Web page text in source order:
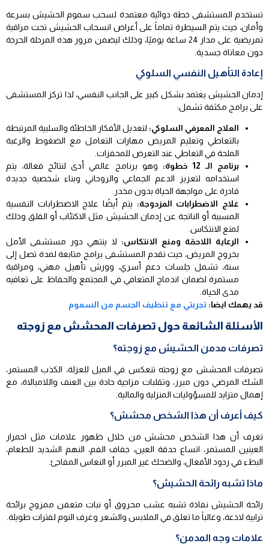
تستخدم المستشفى خطة دوائية معتمدة لسحب سموم الحشيش بسرعة
وأمان، حيث يتم السيطرة تماماً على أعراض انسحاب الحشيش تحت مراقبة
تمريضية على مدار 24 ساعة يوميًا، وذلك ليضمن مرور هذه المرحلة الحرجة
دون معاناة جسدية.
إعادة التأهيل النفسي السلوكي
إدمان الحشيش يعتمد بشكل كبير على الجانب النفسي، لذا تركز المستشفى
على برامج مكثفة تشمل:
العلاج المعرفي السلوكي: لتعديل الأفكار الخاطئة والسلبية المرتبطة
بالتعاطي وتعليم المريض مهارات التعامل مع الضغوط والرغبة
الملحة في التعاطي عند التعرض للمحفزات.
برنامج الـ 12 خطوة:
وهو برنامج عالمي أدى لنتائج فعالة، يتم
استخدامه لتعزيز الدعم الجماعي والروحاني وبناء شخصية جديدة
قادرة على مواجهة الحياة بدون مخدر.
علاج الاضطرابات المزدوجة: يتم أيضًا علاج الاضطرابات النفسية
المسببة أو الناتجة عن إدمان الحشيش مثل الاكتئاب أو القلق وذلك
لمنع الانتكاس.
الرعاية اللاحقة ومنع الانتكاس: لا ينتهي دور مستشفى الأمل
بخروج المريض، حيث تقدم المستشفى برامج متابعة لمدة تصل إلى
سنة، تشمل جلسات دعم أسري، وورش تأهيل مهني، ومراقبة
مستمرة لضمان اندماج المتعافي في المجتمع والحفاظ على تعافيه
مدى الحياة.
قد يهمك ايضا: تجربتي مع تنظيف الجسم من السموم
الأسئلة الشائعة حول تصرفات المحشش مع زوجته
تصرفات مدمن الحشيش مع زوجته؟
تصرفات المحشش مع زوجته تنعكس في الميل للعزلة، الكذب المستمر،
الشك المرضي دون مبرر، وتقلبات مزاجية حادة بين العنف واللامبالاة، مع
إهمال متزايد للمسؤوليات المنزلية والمالية.
كيف أعرف أن هذا الشخص محشش؟
تعرف أن هذا الشخص محشش من خلال ظهور علامات مثل احمرار
العينين المستمر، اتساع حدقة العين، جفاف الفم، النهم الشديد للطعام،
البطء في ردود الأفعال، والضحك غير المبرر أو النعاس المفاجئ.
ماذا تشبه رائحة الحشيش؟
رائحة الحشيش نفاذة تشبه عشب محروق أو نبات متعفن ممزوج برائحة
ترابية لاذعة، وغالباً ما تعلق في الملابس والشعر وغرف النوم لفترات طويلة.
علامات وجه المدمن؟